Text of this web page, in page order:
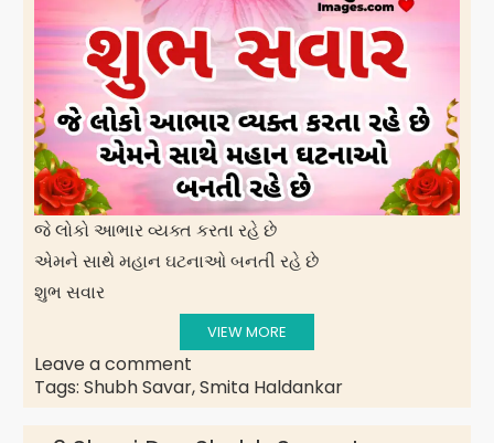
જે લોકો આભાર વ્યક્ત કરતા રહે છે
એમને સાથે મહાન ઘટનાઓ બનતી રહે છે
શુભ સવાર
VIEW MORE
Leave a comment
Tags: Shubh Savar,Smita Haldankar